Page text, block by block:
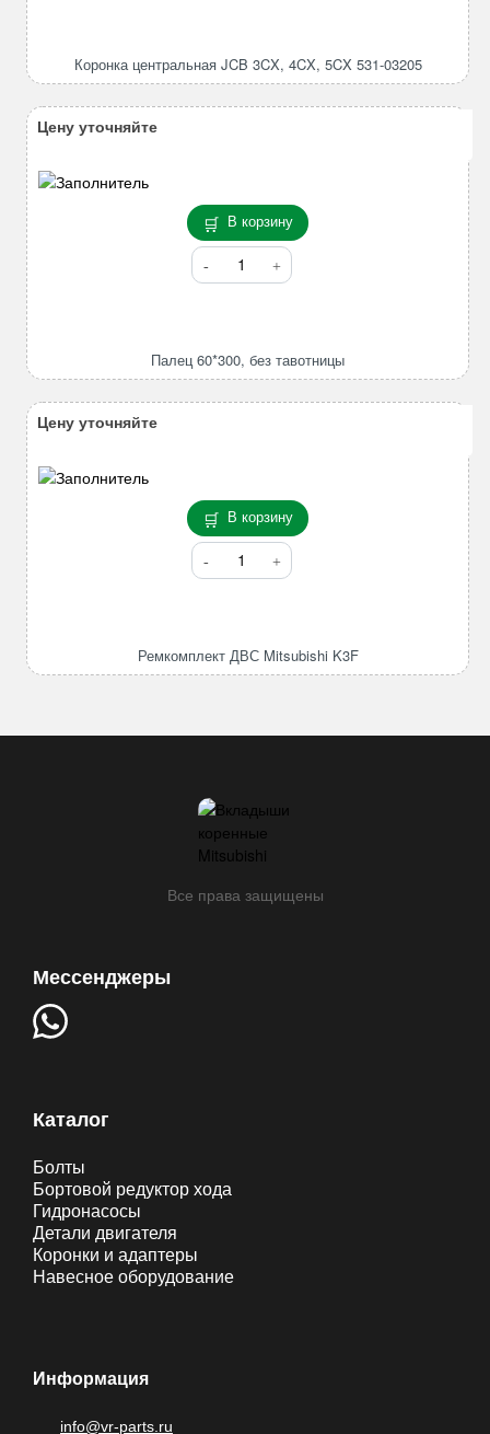
3CX,
Коронка центральная JCB 3CX, 4CX, 5CX 531-03205
В корзину
Количество
товара
тавотницы
Палец 60*300, без тавотницы
Цену уточняйте
В корзину
Количество
товара
K3F
Ремкомплект ДВС Mitsubishi K3F
Цену уточняйте
Все права защищены
Мессенджеры
Каталог
Болты
Бортовой редуктор хода
Гидронасосы
Детали двигателя
Коронки и адаптеры
Навесное оборудование
Информация
info@vr-parts.ru